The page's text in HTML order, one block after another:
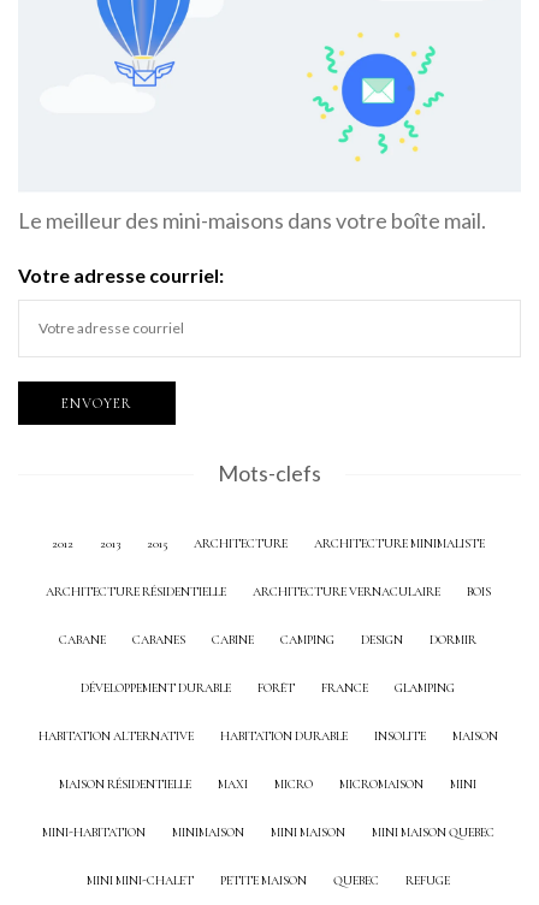
Le meilleur des mini-maisons dans votre boîte mail.
Votre adresse courriel:
Mots-clefs
2012 2013 2015 ARCHITECTURE ARCHITECTURE MINIMALISTE
ARCHITECTURE RÉSIDENTIELLE ARCHITECTURE VERNACULAIRE BOIS
CABANE CABANES CABINE CAMPING DESIGN DORMIR
DÉVELOPPEMENT DURABLE FORÊT FRANCE GLAMPING
HABITATION ALTERNATIVE HABITATION DURABLE INSOLITE MAISON
MAISON RÉSIDENTIELLE MAXI MICRO MICROMAISON MINI
MINI-HABITATION MINIMAISON MINI MAISON MINI MAISON QUEBEC
MINI MINI-CHALET PETITE MAISON QUEBEC REFUGE